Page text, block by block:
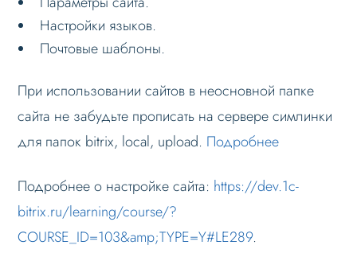
Настройки языков.
Почтовые шаблоны.
При использовании сайтов в неосновной папке
сайта не забудьте прописать на сервере симлинки
для папок bitrix, local, upload. Подробнее
Подробнее о настройке сайта: https://dev.1c-
bitrix.ru/learning/course/?
COURSE_ID=103&amp;TYPE=Y#LE289.